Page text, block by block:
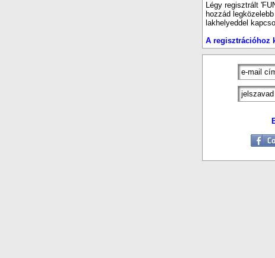
Légy regisztrált
hozzád
lakhelyeddel
A regisztrációhoz